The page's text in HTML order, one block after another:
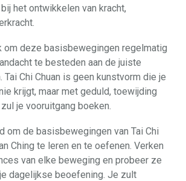
het ontwikkelen van kracht,
om deze basisbewegingen regelmatig
te besteden aan de juiste
Tai Chi Chuan is geen kunstvorm die je
krijgt, maar met geduld, toewijding
je vooruitgang boeken.
om de basisbewegingen van Tai Chi
Ching te leren en te oefenen. Verken
van elke beweging en probeer ze
dagelijkse beoefening. Je zult